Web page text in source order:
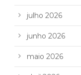
julho 2026
junho 2026
maio 2026